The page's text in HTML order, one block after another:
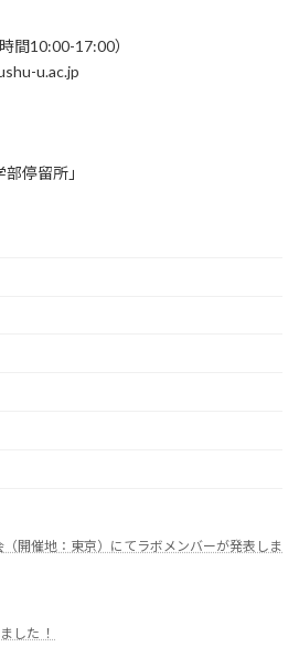
間10:00-17:00）
u.ac.jp
停留所」
開催地：東京）にてラボメンバーが発表しま
した ！